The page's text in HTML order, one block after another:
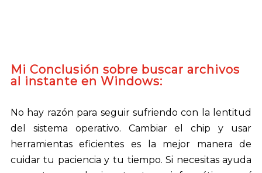
Mi Conclusión sobre buscar archivos
al instante en Windows:
No hay razón para seguir sufriendo con la lentitud
del sistema operativo. Cambiar el chip y usar
herramientas eficientes es la mejor manera de
cuidar tu paciencia y tu tiempo. Si necesitas ayuda